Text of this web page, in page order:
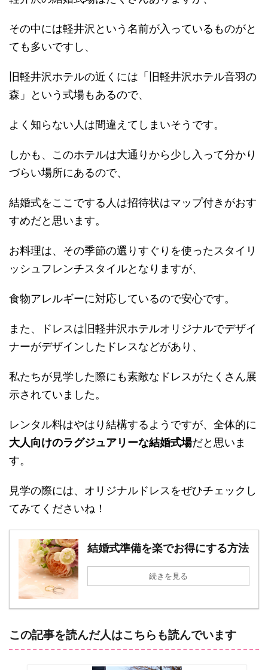
その中には軽井沢という名前が入っているものがと
ても多いですし、
旧軽井沢ホテルの近くには「旧軽井沢ホテル音羽の
森」という式場もあるので、
よく知らない人は間違えてしまいそうです。
しかも、このホテルは大通りから少し入って分かり
づらい場所にあるので、
結婚式をここでする人は招待状はマップ付きがおす
すめだと思います。
お料理は、その季節の選りすぐりを使ったスタイリ
ッシュフレンチスタイルとなりますが、
食物アレルギーに対応しているので安心です。
また、ドレスは旧軽井沢ホテルオリジナルでデザイ
ナーがデザインしたドレスなどがあり、
私たちが見学した際にも素敵なドレスがたくさん展
示されていました。
レンタル料はやはり結構するようですが、全体的に
大人向けのラグジュアリーな結婚式場だと思いま
す。
見学の際には、オリジナルドレスをぜひチェックし
てみてくださいね！
結婚式準備を楽でお得にする方法
続きを見る
この記事を読んだ人はこちらも読んでいます